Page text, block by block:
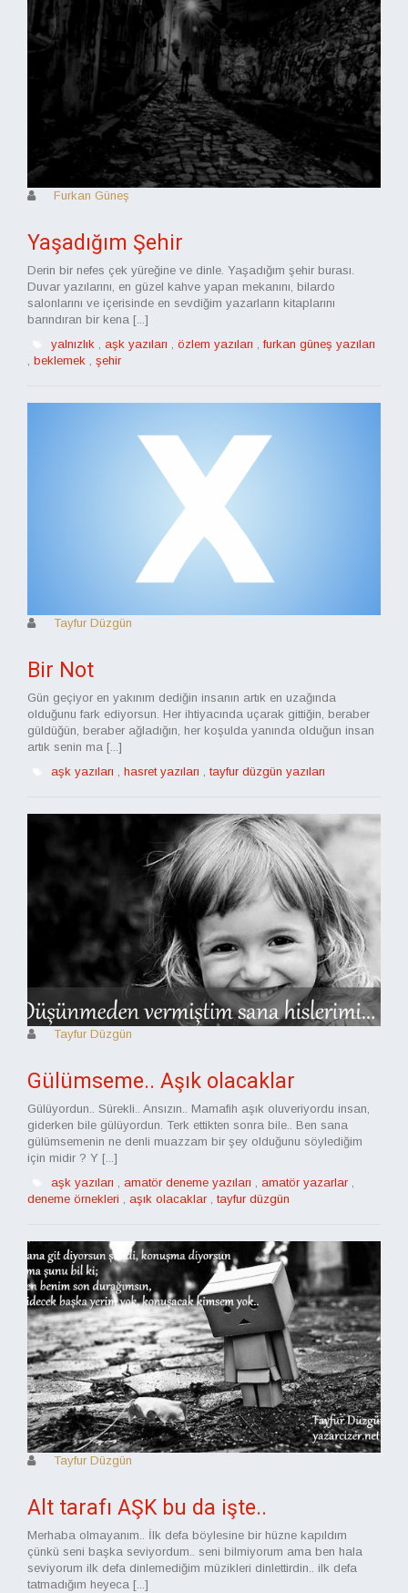
Furkan Güneş
Yaşadığım Şehir
Derin bir nefes çek yüreğine ve dinle. Yaşadığım şehir burası.
Duvar yazılarını, en güzel kahve yapan mekanını, bilardo
salonlarını ve içerisinde en sevdiğim yazarların kitaplarını
barındıran bir kena [...]
yalnızlık
aşk yazıları özlem yazıları ,furkan güneş yazıları
beklemek şehir
Tayfur Düzgün
Bir Not
Gün geçiyor en yakınım dediğin insanın artık en uzağında
olduğunu fark ediyorsun. Her ihtiyacında uçarak gittiğin, beraber
güldüğün, beraber ağladığın, her koşulda yanında olduğun insan
artık senin ma [...]
aşk yazıları
hasret yazıları tayfur düzgün yazıları
Tayfur Düzgün
Gülümseme.. Aşık olacaklar
Gülüyordun.. Sürekli.. Ansızın.. Mamafih aşık oluveriyordu insan,
giderken bile gülüyordun. Terk ettikten sonra bile.. Ben sana
gülümsemenin ne denli muazzam bir şey olduğunu söylediğim
için midir ? Y [...]
aşk yazıları
amatör deneme yazıları amatör yazarlar,
deneme örnekleri
aşık olacaklar tayfur düzgün
Tayfur Düzgün
Alt tarafı AŞK bu da işte..
Merhaba olmayanım.. İlk defa böylesine bir hüzne kapıldım
çünkü seni başka seviyordum.. seni bilmiyorum ama ben hala
seviyorum ilk defa dinlemediğim müzikleri dinlettirdin.. ilk defa
tatmadığım heyeca [...]